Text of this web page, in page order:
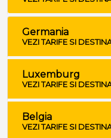
Germania
VEZI TARIFE SI
Luxemburg
VEZI TARIFE SI
Belgia
VEZI TARIFE SI